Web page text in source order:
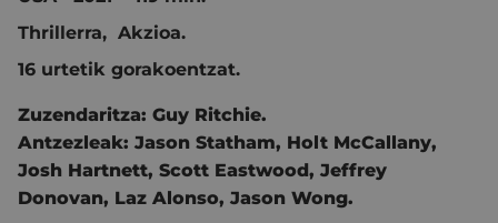
Thrillerra, Akzioa.
16 urtetik gorakoentzat.
Zuzendaritza: Guy Ritchie.
Antzezleak: Jason Statham, Holt McCallany,
Josh Hartnett, Scott Eastwood, Jeffrey
Donovan, Laz Alonso, Jason Wong.